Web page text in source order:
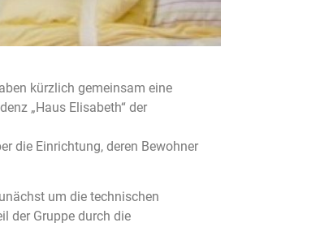
kürzlich gemeinsam eine
„Haus Elisabeth“ der
die Einrichtung, deren Bewohner
um die technischen
der Gruppe durch die